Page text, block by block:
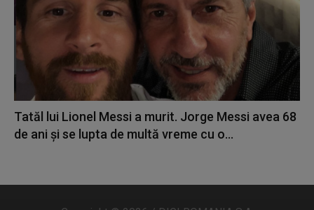
Tatăl lui Lionel Messi a murit. Jorge Messi avea 68
de ani și se lupta de multă vreme cu o...